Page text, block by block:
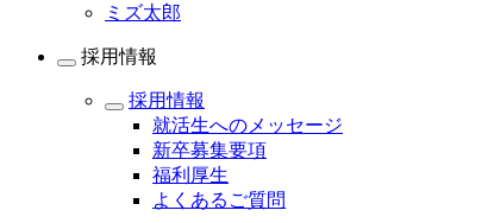
ミズ太郎
採用情報
採用情報
就活生へのメッセージ
新卒募集要項
福利厚生
よくあるご質問